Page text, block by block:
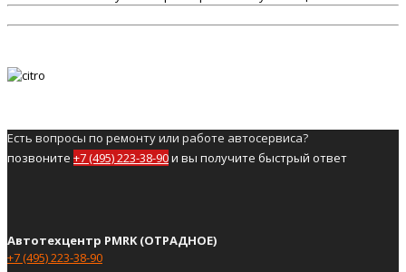
Есть вопросы по ремонту или работе автосервиса?
позвоните +7 (495) 223-38-90и вы получите быстрый ответ
Автотехцентр PMRK (ОТРАДНОЕ)
+7 (495) 223-38-90